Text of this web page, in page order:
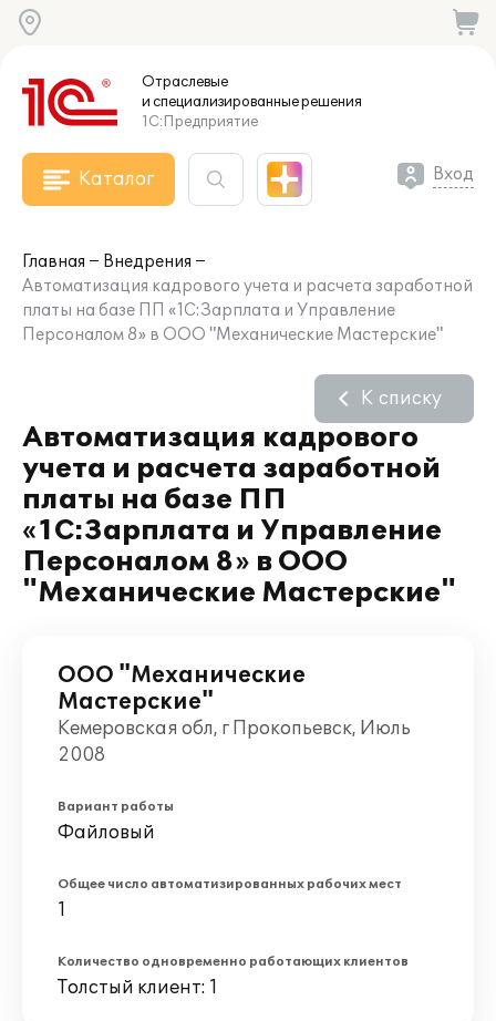
Отраслевые
и специализированныерешения
1С:Предприятие
Каталог Вход
Главная
Внедрения
Автоматизация кадрового учета и расчета заработной
платы на базе ПП «1С:Зарплата и Управление
Персоналом 8» в ООО "Механические Мастерские"
Автоматизация кадрового
учета и расчета заработной
платы на базе ПП
«1С:Зарплата и Управление
Персоналом 8» в ООО
"Механические Мастерские"
К списку
ООО "Механические
Мастерские"
Кемеровская обл, г Прокопьевск, Июль
2008
Вариант работы
Файловый
Общее число автоматизированных рабочих мест
1
Количество одновременно работающих клиентов
Толстый клиент: 1